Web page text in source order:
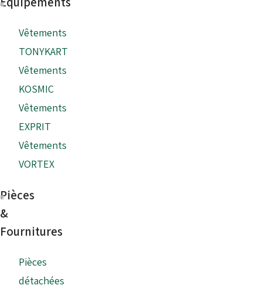
Vêtements
TONYKART
Vêtements
KOSMIC
Vêtements
EXPRIT
Vêtements
VORTEX
Pièces
&
Fournitures
Pièces
détachées